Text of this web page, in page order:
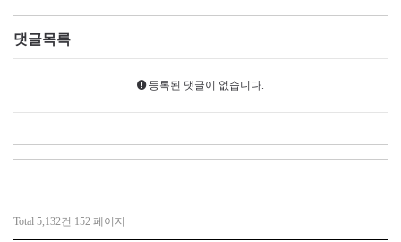
댓글목록
등록된 댓글이 없습니다.
Total 5,132건 152 페이지